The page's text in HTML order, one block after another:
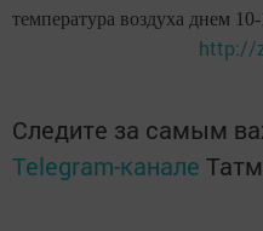
температура воздуха днем
http://
Следите за самым
Telegram-канале